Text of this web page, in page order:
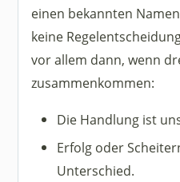
einen bekannten
keine
vor allem dann, wenn
zusammenkommen:
Die Handlung ist
Erfolg oder
Unterschied.